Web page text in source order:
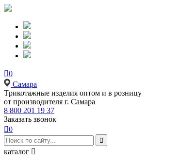
0
Самара
Tрикотажные изделия оптом и в розницу
от производителя г. Самара
8 800 201 19 37
Заказать звонок
0

каталог 